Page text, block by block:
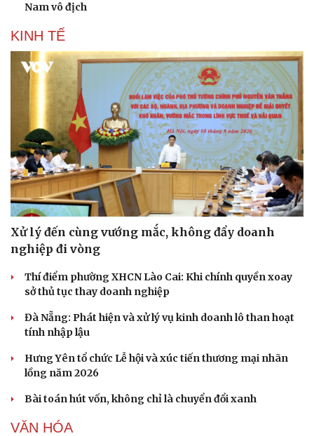
Nam vô địch
KINH TẾ
Xử lý đến cùng vướng mắc, không đẩy doanh
nghiệp đi vòng
Thí điểm phường XHCN Lào Cai: Khi chính quyền xoay
sở thủ tục thay doanh nghiệp
Đà Nẵng: Phát hiện và xử lý vụ kinh doanh lô than hoạt
tính nhập lậu
Hưng Yên tổ chức Lễ hội và xúc tiến thương mại nhãn
lồng năm 2026
Bài toán hút vốn, không chỉ là chuyển đổi xanh
VĂN HÓA